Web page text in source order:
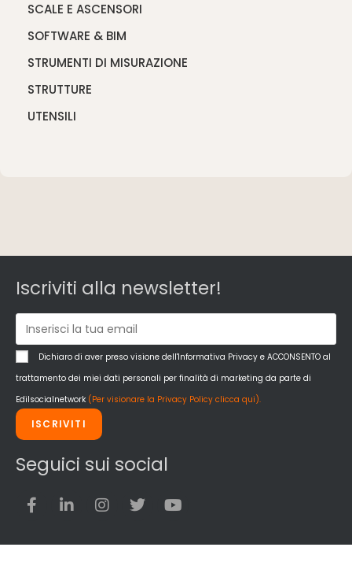
SCALE E ASCENSORI
SOFTWARE & BIM
STRUMENTI DI MISURAZIONE
STRUTTURE
UTENSILI
Iscriviti alla newsletter!
Dichiaro di aver preso visione dell'Informativa Privacy e ACCONSENTO al
trattamento dei miei dati personali per finalità di marketing da parte di
Edilsocialnetwork (Per visionare la Privacy Policy clicca qui).
ISCRIVITI
Seguici sui social